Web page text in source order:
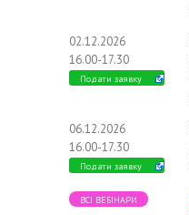
02.12.2026
16.00-17.30
Подати заявку
06.12.2026
16.00-17.30
Подати заявку
ВСІ ВЕБІНАРИ